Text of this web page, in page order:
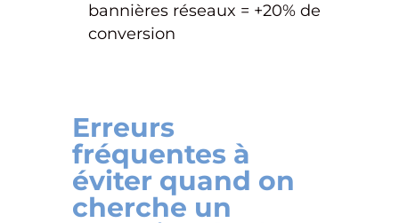
bannières réseaux = +20% de
conversion
Erreurs
fréquentes à
éviter quand on
cherche un